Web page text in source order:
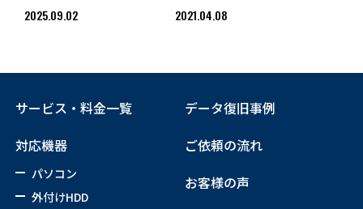
2025.09.02 2021.04.08
サービス・料金一覧
対応機器
パソコン
外付けHDD
データ復旧事例
ご依頼の流れ
お客様の声